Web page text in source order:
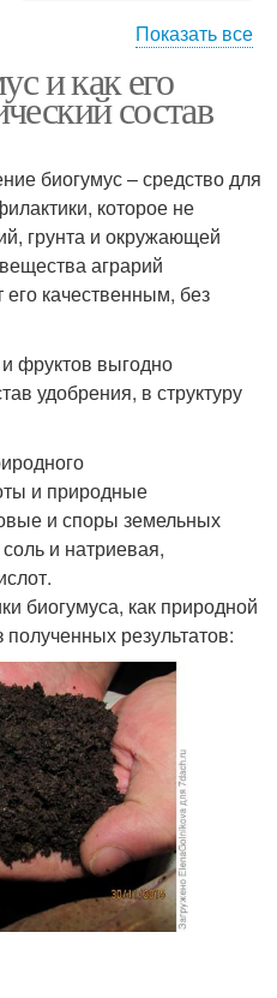
Биогумус для рассады
Биогумус для
комнатных растений
Показать все
и как его
состав
биогумус – средство для
которое не
грунта и окружающей
аграрий
качественным, без
фруктов выгодно
удобрения, в структуру
и природные
и споры земельных
и натриевая,
биогумуса, как природной
результатов: